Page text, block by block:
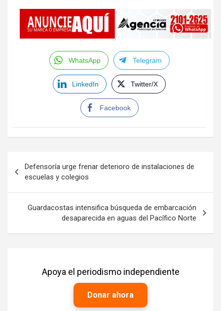
WhatsApp Telegram
LinkedIn Twitter/X
Facebook
de
entradas
Defensoría urge frenar deterioro de instalaciones de
escuelas y colegios
Guardacostas intensifica búsqueda de embarcación
desaparecida en aguas del Pacífico Norte
Apoya el periodismo independiente
Donar ahora